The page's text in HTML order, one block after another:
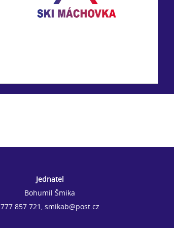
Jednatel
Bohumil Šmika
777 857 721, smikab@post.cz